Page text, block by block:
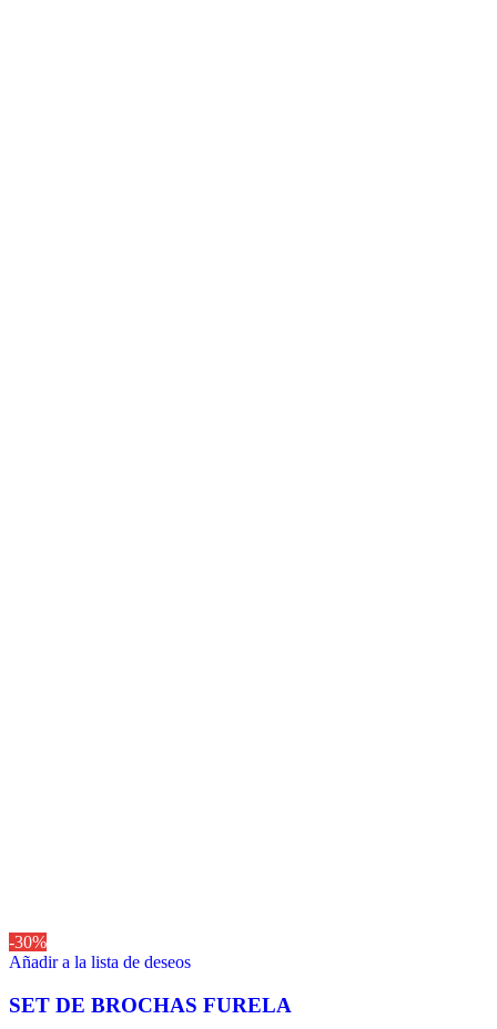
-30%
Añadir a la lista de deseos
SET DE BROCHAS FURELA